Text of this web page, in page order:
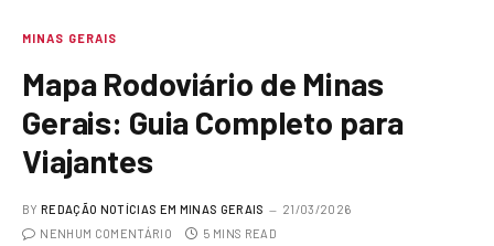
MINAS GERAIS
Mapa Rodoviário de Minas
Gerais: Guia Completo para
Viajantes
BY REDAÇÃO NOTÍCIAS EM MINAS GERAIS
21/03/2026
NENHUM COMENTÁRIO
5 MINS READ